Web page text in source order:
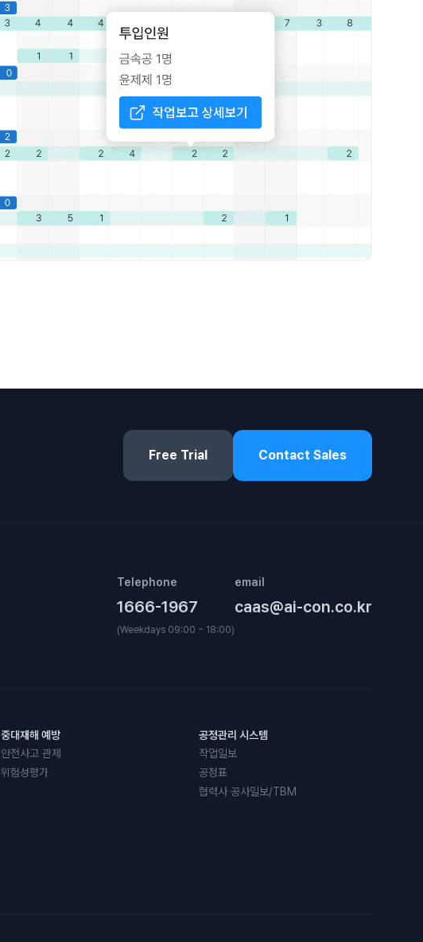
Free Trial Contact Sales
Telephone
1666-1967
(Weekdays 09:00 ~ 18:00)
email
caas@ai-con.co.kr
중대재해 예방
안전사고 관제
위험성평가
공정관리 시스템
작업일보
공정표
협력사 공사일보/TBM